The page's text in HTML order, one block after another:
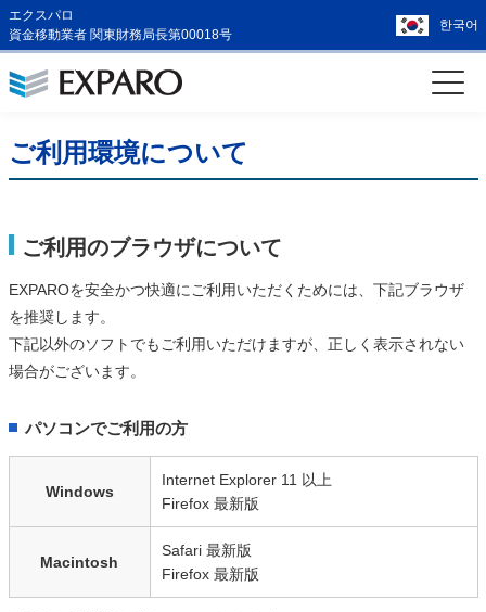
エクスパロ
資金移動業者 関東財務局長第00018号
한국어
ご利用環境について
ご利用のブラウザについて
EXPAROを安全かつ快適にご利用いただくためには、下記ブラウザ
を推奨します。
下記以外のソフトでもご利用いただけますが、正しく表示されない
場合がございます。
パソコンでご利用の方
Windows
Internet Explorer 11 以上
Firefox 最新版
Macintosh
Safari 最新版
Firefox 最新版